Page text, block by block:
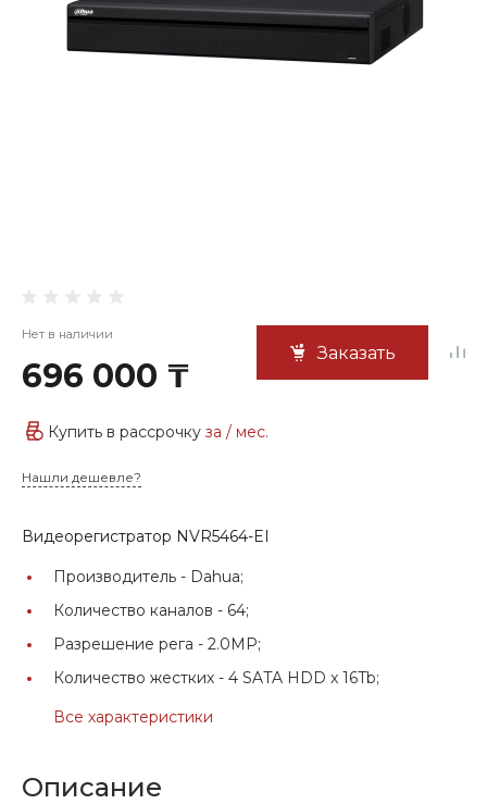
Нет в наличии
696 000 ₸
Заказать
Купить в рассрочку за / мес.
Нашли дешевле?
Видеорегистратор NVR5464-EI
Производитель - Dahua;
Количество каналов - 64;
Разрешение рега - 2.0MP;
Количество жестких - 4 SATA HDD x 16Tb;
Все характеристики
Описание